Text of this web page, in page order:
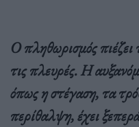
Ο πληθωρισμός πιέζει
τις πλευρές. Η
όπως η στέγαση, τα
περίθαλψη, έχει